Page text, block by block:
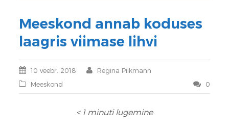
Meeskond annab koduses
laagris viimase lihvi
10 veebr. 2018
Regina Piikmann
Meeskond
0
< 1 minuti lugemine